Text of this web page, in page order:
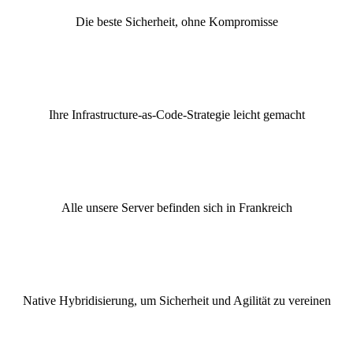
Die beste Sicherheit, ohne Kompromisse
Ihre Infrastructure-as-Code-Strategie leicht gemacht
Alle unsere Server befinden sich in Frankreich
Native Hybridisierung, um Sicherheit und Agilität zu vereinen